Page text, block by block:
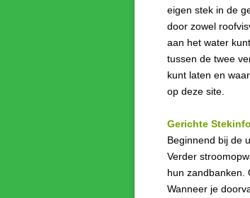
eigen stek in de
door zowel
aan het water
tussen de twee
kunt laten en
op deze site.
Gerichte Stekinfo
Beginnend bij de
Verder
hun zandbanken.
Wanneer je